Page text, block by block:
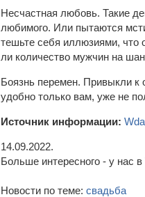
Несчастная любовь. Такие
любимого. Или пытаются
тешьте себя иллюзиями, что
ли количество мужчин на
Боязнь перемен. Привыкли к
удобно только вам, уже не
Источник информации:
14.09.2022.
Больше интересного - у нас в
Новости по теме: свадьба